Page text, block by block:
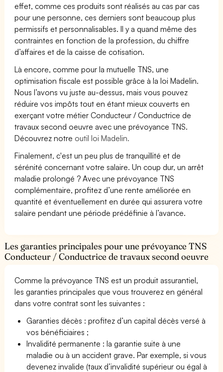
effet, comme ces produits sont réalisés au cas par cas
pour une personne, ces derniers sont beaucoup plus
permissifs et personnalisables. Il y a quand même des
contraintes en fonction de la profession, du chiffre
d’affaires et de la caisse de cotisation.
Là encore, comme pour la mutuelle TNS, une
optimisation fiscale est possible grâce à la loi Madelin.
Nous l’avons vu juste au-dessus, mais vous pouvez
réduire vos impôts tout en étant mieux couverts en
exerçant votre métier Conducteur / Conductrice de
travaux second oeuvre avec une prévoyance TNS.
Découvrez notre outil loi Madelin.
Finalement, c'est un peu plus de tranquillité et de
sérénité concernant votre salaire. Un coup dur, un arrêt
maladie prolongé ? Avec une prévoyance TNS
complémentaire, profitez d’une rente améliorée en
quantité et éventuellement en durée qui assurera votre
salaire pendant une période prédéfinie à l’avance.
Les garanties principales pour une prévoyance TNS
Conducteur / Conductrice de travaux second oeuvre
Comme la prévoyance TNS est un produit assurantiel,
les garanties principales que vous trouverez en général
dans votre contrat sont les suivantes :
Garanties décès : profitez d’un capital décès versé à
vos bénéficiaires ;
Invalidité permanente : la garantie suite à une
maladie ou à un accident grave. Par exemple, si vous
devenez invalide (taux d’invalidité supérieur ou égal à